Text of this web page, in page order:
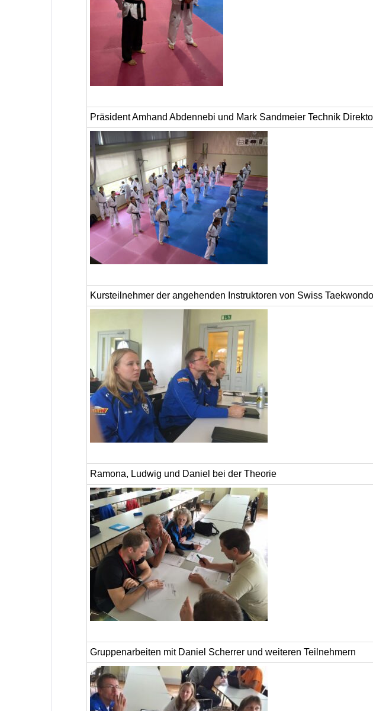
Präsident Amhand Abdennebi und Mark Sandmeier Technik
Kursteilnehmer der angehenden Instruktoren von Swiss
Ramona, Ludwig und Daniel bei der Theorie
Gruppenarbeiten mit Daniel Scherrer und weiteren Teilnehmern